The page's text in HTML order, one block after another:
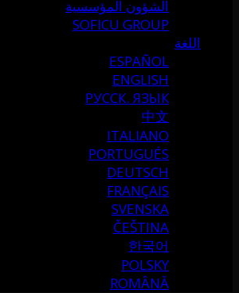
الشؤون المؤسسية
SOFICU GROUP
اللغة
ESPAÑOL
ENGLISH
РУССК. ЯЗЫК
中文
ITALIANO
PORTUGUÉS
DEUTSCH
FRANÇAIS
SVENSKA
ČEŠTINA
한국어
POLSKY
ROMÂNĂ